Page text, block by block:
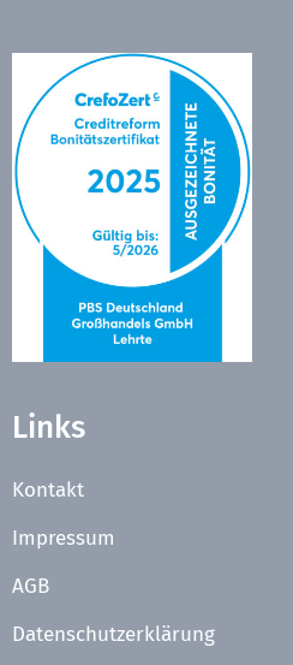
Links
Kontakt
Impressum
AGB
Datenschutzerklärung